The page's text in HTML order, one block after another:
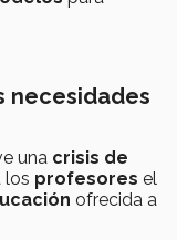
necesidades
una crisis de
los profesores el
ofrecida a